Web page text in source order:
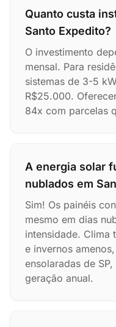
Quanto custa
Santo Expedito?
O investimento
mensal. Para
sistemas de 3-5
R$25.000.
84x com parcelas
A energia solar
nublados em
Sim! Os painéis
mesmo em dias
intensidade. Clima
e invernos
ensolaradas de
geração anual.